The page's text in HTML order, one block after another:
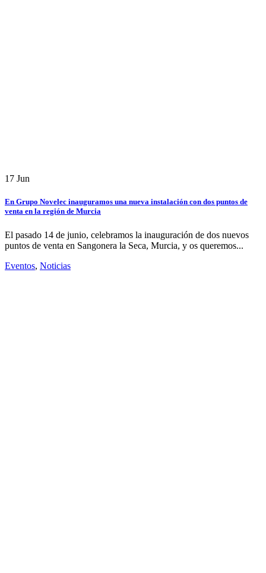
17 Jun
En Grupo Novelec inauguramos una nueva instalación con dos puntos de
venta en la región de Murcia
El pasado 14 de junio, celebramos la inauguración de dos nuevos
puntos de venta en Sangonera la Seca, Murcia, y os queremos...
Eventos, Noticias